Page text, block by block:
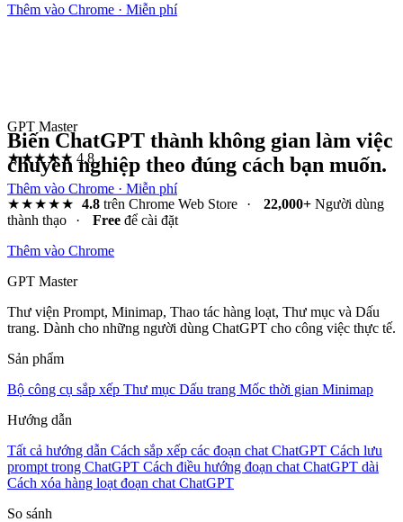
Thêm vào Chrome · Miễn phí
GPT Master
★★★★★ 4.8
Thêm vào Chrome · Miễn phí
Biến ChatGPT thành không gian làm việc
chuyên nghiệp theo đúng cách bạn muốn.
★★★★★ 4.8trên Chrome Web Store · 22,000+Người dùng
thành thạo
· Free để cài đặt
Thêm vào Chrome
GPT Master
Thư viện Prompt, Minimap, Thao tác hàng loạt, Thư mục và Dấu
trang. Dành cho những người dùng ChatGPT cho công việc thực tế.
Sản phẩm
Bộ công cụ sắp xếp Thư mục Dấu trang Mốc thời gian Minimap
Hướng dẫn
Tất cả hướng dẫn Cách sắp xếp các đoạn chat ChatGPT Cách lưu
prompt trong ChatGPT Cách điều hướng đoạn chat ChatGPT dài
Cách xóa hàng loạt đoạn chat ChatGPT
So sánh